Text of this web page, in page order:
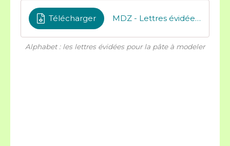
Télécharger MDZ - Lettres évidées pour pâte à modeler
Alphabet : les lettres évidées pour la pâte à modeler